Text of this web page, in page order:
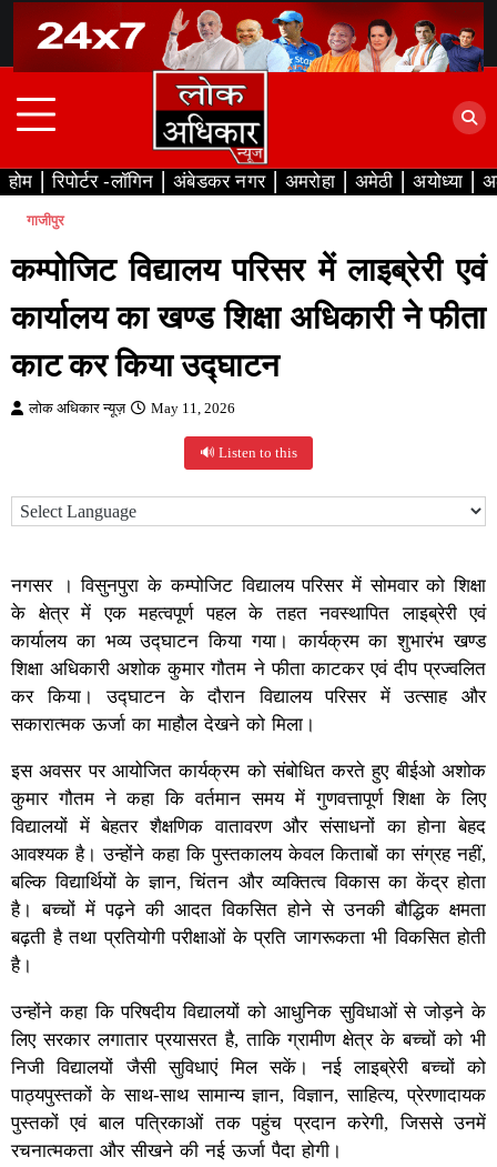
content
होम रिपोर्टर -लॉगिन अंबेडकर नगर अमरोहा अमेठी अयोध्या
गाजीपुर
कम्पोजिट विद्यालय परिसर में लाइब्रेरी एवं
कार्यालय का खण्ड शिक्षा अधिकारी ने फीता
काट कर किया उद्घाटन
लोक अधिकार न्यूज़ May 11, 2026
🔊 Listen to this
नगसर । विसुनपुरा के कम्पोजिट विद्यालय परिसर में सोमवार को शिक्षा
के क्षेत्र में एक महत्वपूर्ण पहल के तहत नवस्थापित लाइब्रेरी एवं
कार्यालय का भव्य उद्घाटन किया गया। कार्यक्रम का शुभारंभ खण्ड
शिक्षा अधिकारी अशोक कुमार गौतम ने फीता काटकर एवं दीप प्रज्वलित
कर किया। उद्घाटन के दौरान विद्यालय परिसर में उत्साह और
सकारात्मक ऊर्जा का माहौल देखने को मिला।
इस अवसर पर आयोजित कार्यक्रम को संबोधित करते हुए बीईओ अशोक
कुमार गौतम ने कहा कि वर्तमान समय में गुणवत्तापूर्ण शिक्षा के लिए
विद्यालयों में बेहतर शैक्षणिक वातावरण और संसाधनों का होना बेहद
आवश्यक है। उन्होंने कहा कि पुस्तकालय केवल किताबों का संग्रह नहीं,
बल्कि विद्यार्थियों के ज्ञान, चिंतन और व्यक्तित्व विकास का केंद्र होता
है। बच्चों में पढ़ने की आदत विकसित होने से उनकी बौद्धिक क्षमता
बढ़ती है तथा प्रतियोगी परीक्षाओं के प्रति जागरूकता भी विकसित होती
है।
उन्होंने कहा कि परिषदीय विद्यालयों को आधुनिक सुविधाओं से जोड़ने के
लिए सरकार लगातार प्रयासरत है, ताकि ग्रामीण क्षेत्र के बच्चों को भी
निजी विद्यालयों जैसी सुविधाएं मिल सकें। नई लाइब्रेरी बच्चों को
पाठ्यपुस्तकों के साथ-साथ सामान्य ज्ञान, विज्ञान, साहित्य, प्रेरणादायक
पुस्तकों एवं बाल पत्रिकाओं तक पहुंच प्रदान करेगी, जिससे उनमें
रचनात्मकता और सीखने की नई ऊर्जा पैदा होगी।